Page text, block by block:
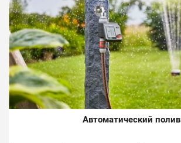
Автоматический полив